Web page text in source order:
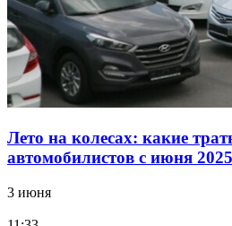
Лето на колесах: какие
автомобилистов с июня
3 июня